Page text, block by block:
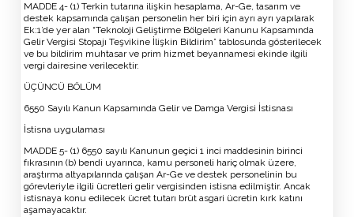
MADDE 4- (1) Terkin tutarına ilişkin hesaplama, Ar-Ge, tasarım ve
destek kapsamında çalışan personelin her biri için ayrı ayrı yapılarak
Ek:1’de yer alan “Teknoloji Geliştirme Bölgeleri Kanunu Kapsamında
Gelir Vergisi Stopajı Teşvikine İlişkin Bildirim” tablosunda gösterilecek
ve bu bildirim muhtasar ve prim hizmet beyannamesi ekinde ilgili
vergi dairesine verilecektir.
ÜÇÜNCÜ BÖLÜM
6550 Sayılı Kanun Kapsamında Gelir ve Damga Vergisi İstisnası
İstisna uygulaması
MADDE 5- (1) 6550 sayılı Kanunun geçici 1 inci maddesinin birinci
fıkrasının (b) bendi uyarınca, kamu personeli hariç olmak üzere,
araştırma altyapılarında çalışan Ar-Ge ve destek personelinin bu
görevleriyle ilgili ücretleri gelir vergisinden istisna edilmiştir. Ancak
istisnaya konu edilecek ücret tutarı brüt asgari ücretin kırk katını
aşamayacaktır.